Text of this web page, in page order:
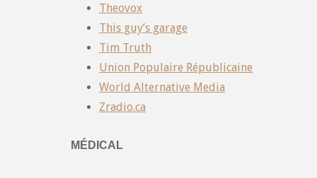
Theovox
This guy’s garage
Tim Truth
Union Populaire Républicaine
World Alternative Media
Zradio.ca
MÉDICAL